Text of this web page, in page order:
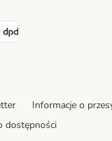
Method
Paczka. Shipping
Informacje o
dostępności